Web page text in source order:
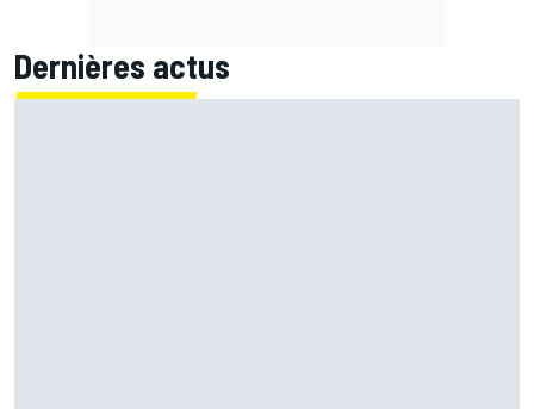
Dernières actus